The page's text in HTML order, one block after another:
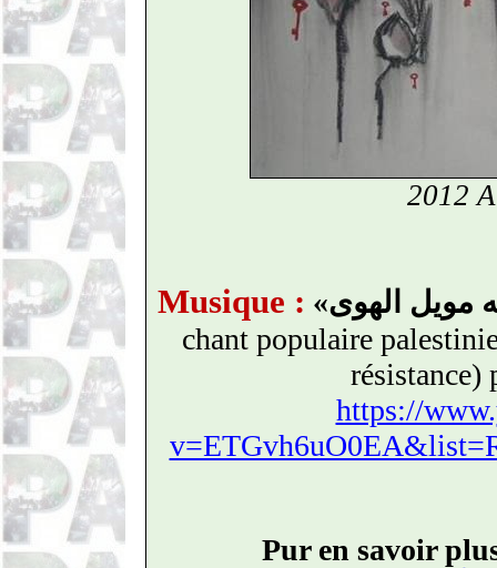
2012
Musique : «مويل الهوى
chant populaire
résistance)
https://
Pur en savoir